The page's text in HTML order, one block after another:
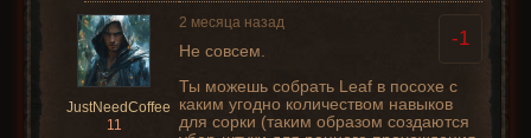
JustNeedCoffee
11
-1
2 месяца назад
Не совсем.
Ты можешь собрать Leaf в посохе с
каким угодно количеством навыков
для сорки (таким образом создаются